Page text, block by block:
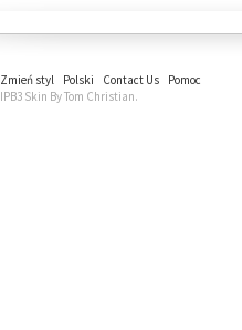
Zmień styl Polski Contact Us
Pomoc
IPB3 Skin By Tom Christian.